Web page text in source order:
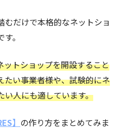
むだけで本格的なネットショ
。
ットショップを開設すること
たい事業者様や、試験的にネ
い人にも適しています。
】 の作り方をまとめてみま